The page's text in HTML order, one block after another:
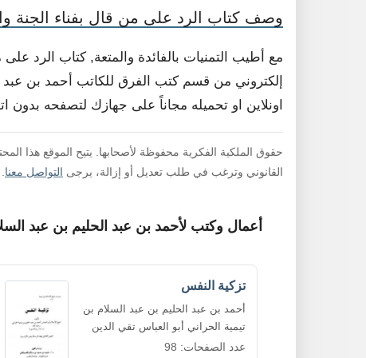
وصف كتاب الرد على من قال بفناء الجنة
مع أطيب التمنيات بالفائدة والمتعة, كتاب الرد
إلكتروني من قسم كتب الفرق للكاتب أحمد بن عبد
اونلاين او تحميله مجاناً على جهازك لتصفحه بدون
حقوق الملكية الفكرية محفوظة لأصحابها. يتيح الموقع هذا
القانوني وترغب في طلب تعديل أو إزالة، يرجى التواصل معنا
أعمال وكتب لأحمد بن عبد الحليم بن عبد
تزكية النفس
أحمد بن عبد الحليم بن عبد السلام بن
تيمية الحراني أبو العباس تقي الدين
عدد الصفحات: 98